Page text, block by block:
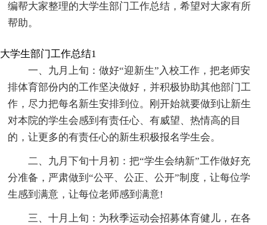
编帮大家整理的大学生部门工作总结，希望对大家有所
帮助。
大学生部门工作总结1
一、九月上旬：做好“迎新生”入校工作，把老师安
排体育部份内的工作坚决做好，并积极协助其他部门工
作，尽力把每名新生安排到位。刚开始就要做到让新生
对本院的学生会感到有责任心、有威望、热情高的目
的，让更多的有责任心的新生积极报名学生会。
二、九月下旬十月初：把“学生会纳新”工作做好充
分准备，严肃做到“公平、公正、公开”制度，让每位学
生感到满意，让每位老师感到满意!
三、十月上旬：为秋季运动会招募体育健儿，在各